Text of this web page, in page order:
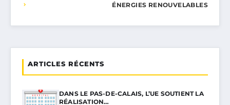
ÉNERGIES RENOUVELABLES
ARTICLES RÉCENTS
DANS LE PAS-DE-CALAIS, L’UE SOUTIENT LA
RÉALISATION…